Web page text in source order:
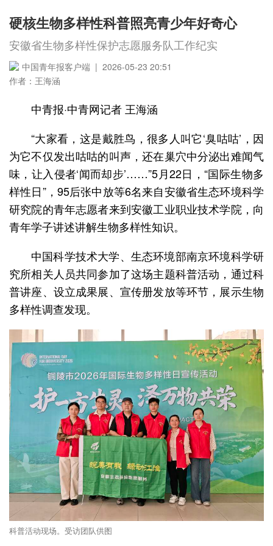
硬核生物多样性科普照亮青少年好奇心
安徽省生物多样性保护志愿服务队工作纪实
中国青年报客户端 | 2026-05-23 20:51
作者：王海涵
中青报·中青网记者 王海涵
“大家看，这是戴胜鸟，很多人叫它‘臭咕咕’，因
为它不仅发出咕咕的叫声，还在巢穴中分泌出难闻气
味，让入侵者‘闻而却步’……”5月22日，“国际生物多
样性日”，95后张中放等6名来自安徽省生态环境科学
研究院的青年志愿者来到安徽工业职业技术学院，向
青年学子讲述讲解生物多样性知识。
中国科学技术大学、生态环境部南京环境科学研
究所相关人员共同参加了这场主题科普活动，通过科
普讲座、设立成果展、宣传册发放等环节，展示生物
多样性调查发现。
科普活动现场。受访团队供图